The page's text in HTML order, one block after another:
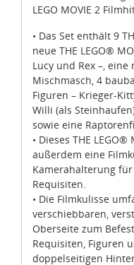
Zustimmung
• Das Set enthält 9
neue THE LEGO®
Lucy und Rex –,
Mischmasch, 4
Figuren – Krieger-
Willi (als
sowie eine
• Dieses THE LEGO®
außerdem eine
Kamerahalterung für
Requisiten.
• Die Filmkulisse
verschiebbaren,
Oberseite zum
Requisiten, Figuren
doppelseitigen
von Apokalypstadt